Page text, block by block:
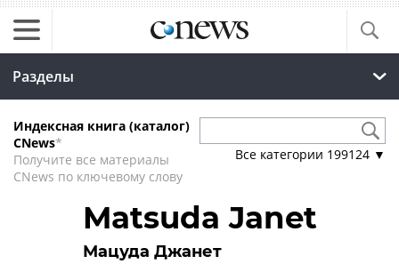
Разделы
Индексная книга (каталог)
CNews*
Получите все материалы
CNews по ключевому слову
Все категории 199124 ▼
Matsuda Janet
Мацуда Джанет